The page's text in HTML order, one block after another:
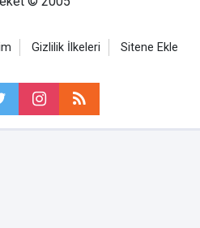
Gizlilik İlkeleri Sitene Ekle